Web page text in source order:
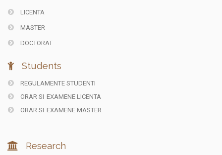
LICENTA
MASTER
DOCTORAT
Students
REGULAMENTE STUDENTI
ORAR SI EXAMENE LICENTA
ORAR SI EXAMENE MASTER
Research